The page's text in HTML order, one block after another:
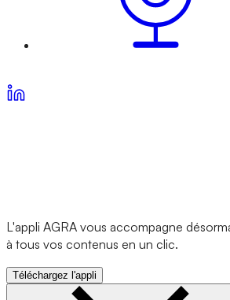
L'appli AGRA vous accompagne
à tous vos contenus en un clic.
Téléchargez l'appli